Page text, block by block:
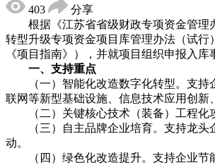
403
分享
根据《江苏省省级财政专项资金管理
转型升级专项资金项目库管理办法（试行
《项目指南》），并就项目组织申报入库
一、支持重点
（一）智能化改造数字化转型。支
联网等新型基础设施、信息技术应用创
（二）关键核心技术（装备）工程
（三）自主品牌企业培育。支持龙
动。
（四）绿色化改造提升。支持企业